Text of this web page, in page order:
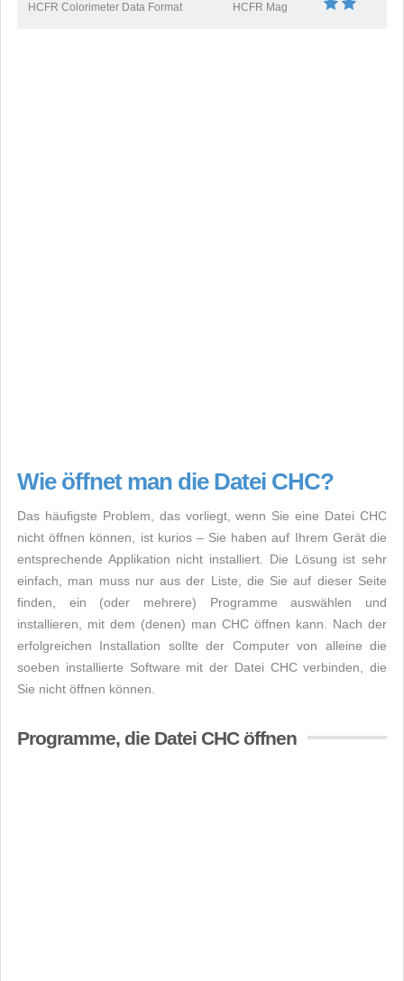
HCFR Colorimeter Data Format HCFR Mag
Wie öffnet man die Datei CHC?
Das häufigste Problem, das vorliegt, wenn Sie eine Datei CHC
nicht öffnen können, ist kurios – Sie haben auf Ihrem Gerät die
entsprechende Applikation nicht installiert. Die Lösung ist sehr
einfach, man muss nur aus der Liste, die Sie auf dieser Seite
finden, ein (oder mehrere) Programme auswählen und
installieren, mit dem (denen) man CHC öffnen kann. Nach der
erfolgreichen Installation sollte der Computer von alleine die
soeben installierte Software mit der Datei CHC verbinden, die
Sie nicht öffnen können.
Programme, die Datei CHC öffnen